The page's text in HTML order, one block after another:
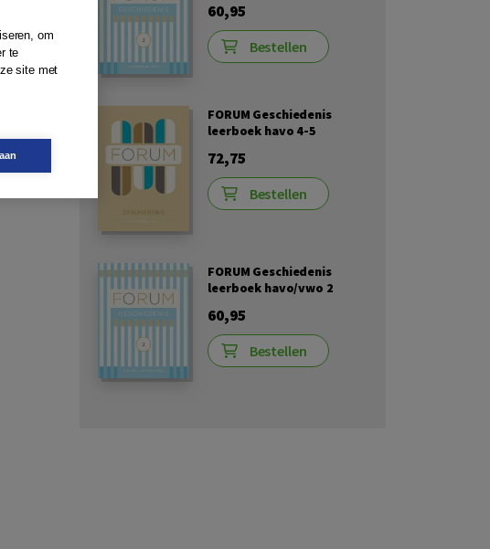
60,95
Bestellen
FORUM Geschiedenis
leerboek havo 4-5
72,75
Bestellen
FORUM Geschiedenis
leerboek havo/vwo 2
60,95
Bestellen
om
te
site met